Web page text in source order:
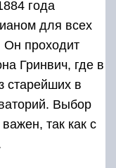
года
для всех
Он проходит
Гринвич, где в
старейших в
Выбор
так как с